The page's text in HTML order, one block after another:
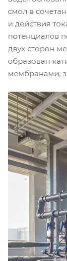
смол в
и действия
потенциалов
двух сторон
образован
мембранами,